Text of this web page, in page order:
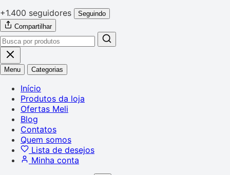
+1.400 seguidores
Seguindo
Compartilhar
Menu Categorias
Início
Produtos da loja
Ofertas Meli
Blog
Contatos
Quem somos
Lista de desejos
Minha conta